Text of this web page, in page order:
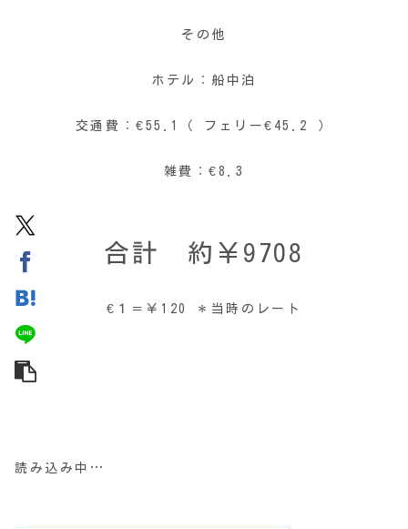
その他
ホテル：船中泊
交通費：€55.1（ フェリー€45.2 ）
雑費：€8.3
合計 約￥9708
€１＝￥120 ＊当時のレート
読み込み中…